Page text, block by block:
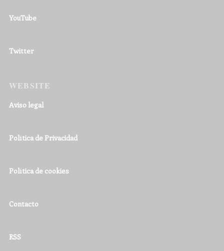
YouTube
Twitter
WEBSITE
Aviso legal
Política de Privacidad
Política de cookies
Contacto
RSS